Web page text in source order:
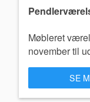
Møbleret
november til
SE